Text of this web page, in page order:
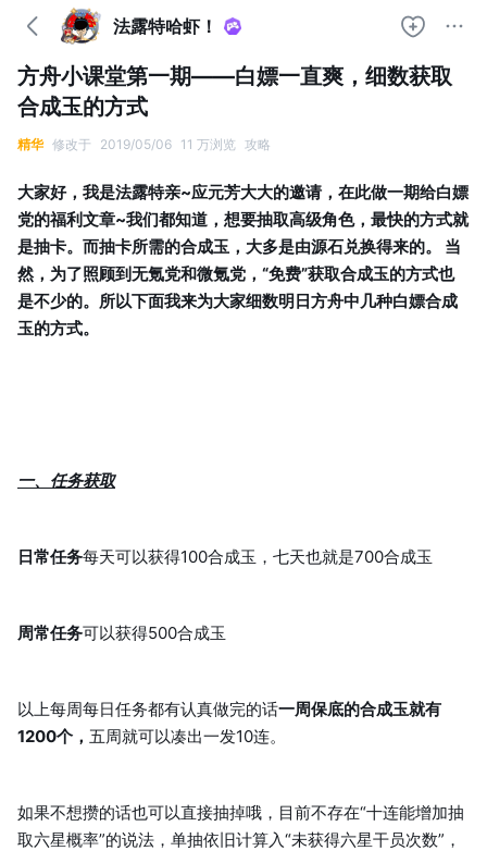
法露特哈虾！
方舟小课堂第一期——白嫖一直爽，细数获取
合成玉的方式
精华 修改于 2019/05/06 11 万浏览 攻略
大家好，我是法露特亲~应元芳大大的邀请，在此做一期给白嫖
党的福利文章~我们都知道，想要抽取高级角色，最快的方式就
是抽卡。而抽卡所需的合成玉，大多是由源石兑换得来的。 当
然，为了照顾到无氪党和微氪党，“免费”获取合成玉的方式也
是不少的。所以下面我来为大家细数明日方舟中几种白嫖合成
玉的方式。
一、任务获取
日常任务每天可以获得100合成玉，七天也就是700合成玉
周常任务可以获得500合成玉
以上每周每日任务都有认真做完的话一周保底的合成玉就有
1200个， 五周就可以凑出一发10连。
如果不想攒的话也可以直接抽掉哦，目前不存在“十连能增加抽
取六星概率”的说法，单抽依旧计算入“未获得六星干员次数”，